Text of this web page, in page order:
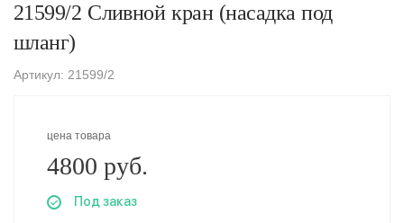
21599/2 Сливной кран (насадка под
шланг)
Артикул: 21599/2
цена товара
4800 руб.
Под заказ